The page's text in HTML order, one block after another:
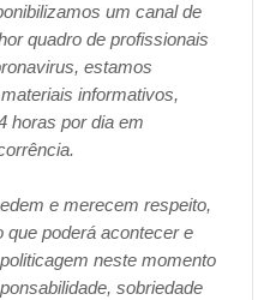
um canal de
quadro de profissionais
estamos
informativos,
horas por dia em
e merecem respeito,
poderá acontecer e
neste momento
sobriedade